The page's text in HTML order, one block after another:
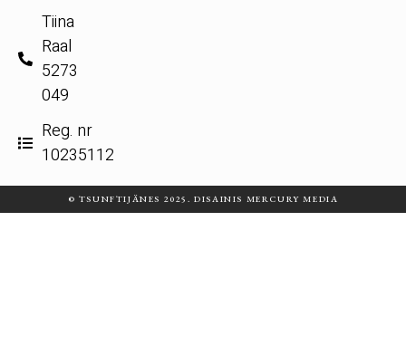
Tiina
Raal
5273
049
Reg. nr
10235112
© TSUNFTIJÄNES 2025. DISAINIS MERCURY MEDIA